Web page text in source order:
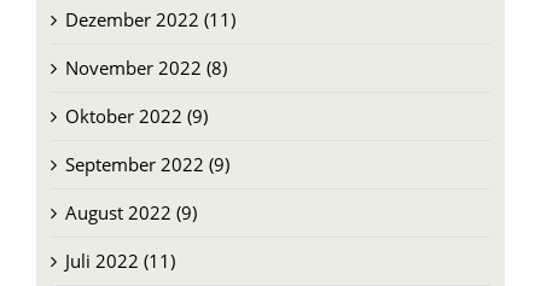
Dezember 2022 (11)
November 2022 (8)
Oktober 2022 (9)
September 2022 (9)
August 2022 (9)
Juli 2022 (11)